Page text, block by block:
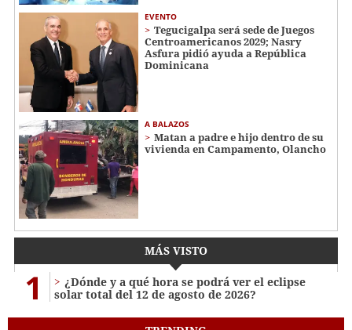
EVENTO
Tegucigalpa será sede de Juegos
Centroamericanos 2029; Nasry
Asfura pidió ayuda a República
Dominicana
A BALAZOS
Matan a padre e hijo dentro de su
vivienda en Campamento, Olancho
MÁS VISTO
1
¿Dónde y a qué hora se podrá ver el eclipse
solar total del 12 de agosto de 2026?